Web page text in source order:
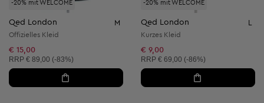
-20% mit WELCOME
Qed London M
Offizielles Kleid
€ 15,00
Unverbindliche Preisempfehlung:
RRP € 89,00 (-83%)
-20% mit WELCOME
Qed London L
Kurzes Kleid
€ 9,00
Unverbindliche Preisempfehlung:
RRP € 69,00 (-86%)